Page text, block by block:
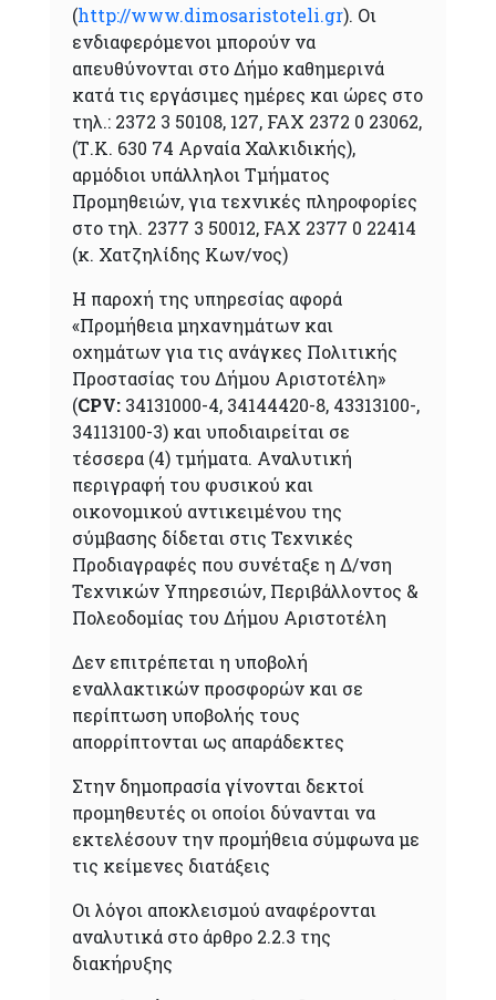
(http://www.dimosaristoteli.gr). Οι
ενδιαφερόμενοι μπορούν να
απευθύνονται στο Δήμο καθημερινά
κατά τις εργάσιμες ημέρες και ώρες στο
τηλ.: 2372 3 50108, 127, FAX 2372 0 23062,
(Τ.Κ. 630 74 Αρναία Χαλκιδικής),
αρμόδιοι υπάλληλοι Τμήματος
Προμηθειών, για τεχνικές πληροφορίες
στο τηλ. 2377 3 50012, FAX 2377 0 22414
(κ. Χατζηλίδης Κων/νος)
Η παροχή της υπηρεσίας αφορά
«Προμήθεια μηχανημάτων και
οχημάτων για τις ανάγκες Πολιτικής
Προστασίας του Δήμου Αριστοτέλη»
(CPV: 34131000-4, 34144420-8, 43313100-,
34113100-3) και υποδιαιρείται σε
τέσσερα (4) τμήματα. Αναλυτική
περιγραφή του φυσικού και
οικονομικού αντικειμένου της
σύμβασης δίδεται στις Τεχνικές
Προδιαγραφές που συνέταξε η Δ/νση
Τεχνικών Υπηρεσιών, Περιβάλλοντος &
Πολεοδομίας του Δήμου Αριστοτέλη
Δεν επιτρέπεται η υποβολή
εναλλακτικών προσφορών και σε
περίπτωση υποβολής τους
απορρίπτονται ως απαράδεκτες
Στην δημοπρασία γίνονται δεκτοί
προμηθευτές οι οποίοι δύνανται να
εκτελέσουν την προμήθεια σύμφωνα με
τις κείμενες διατάξεις
Οι λόγοι αποκλεισμού αναφέρονται
αναλυτικά στο άρθρο 2.2.3 της
διακήρυξης